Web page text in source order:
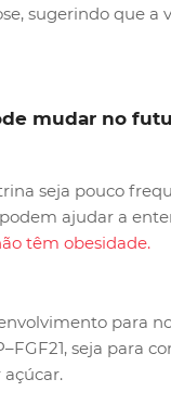
sugerindo que
mudar no
seja pouco
ajudar a
têm obesidade.
para
seja para